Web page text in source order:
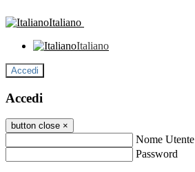
Italiano
Italiano
Accedi
Accedi
button close ×
Nome Utente
Password